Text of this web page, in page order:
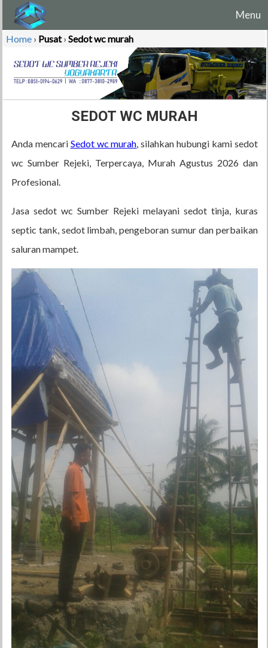
Menu
Home › Pusat › Sedot wc murah
SEDOT WC MURAH
Anda mencari Sedot wc murah, silahkan hubungi kami sedot
wc Sumber Rejeki, Terpercaya, Murah Agustus 2026 dan
Profesional.
Jasa sedot wc Sumber Rejeki melayani sedot tinja, kuras
septic tank, sedot limbah, pengeboran sumur dan perbaikan
saluran mampet.